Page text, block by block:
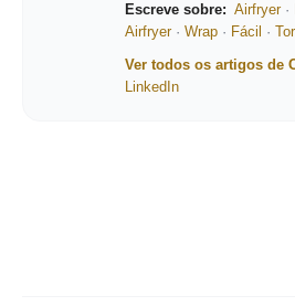
Escreve sobre: Airfryer·
Airfryer· Wrap · Fácil ·
Ver todos os artigos de
LinkedIn